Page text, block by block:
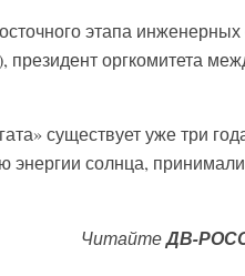
этапа
президент оргкомитета
существует уже три
солнца,
ЧитайтеДВ-